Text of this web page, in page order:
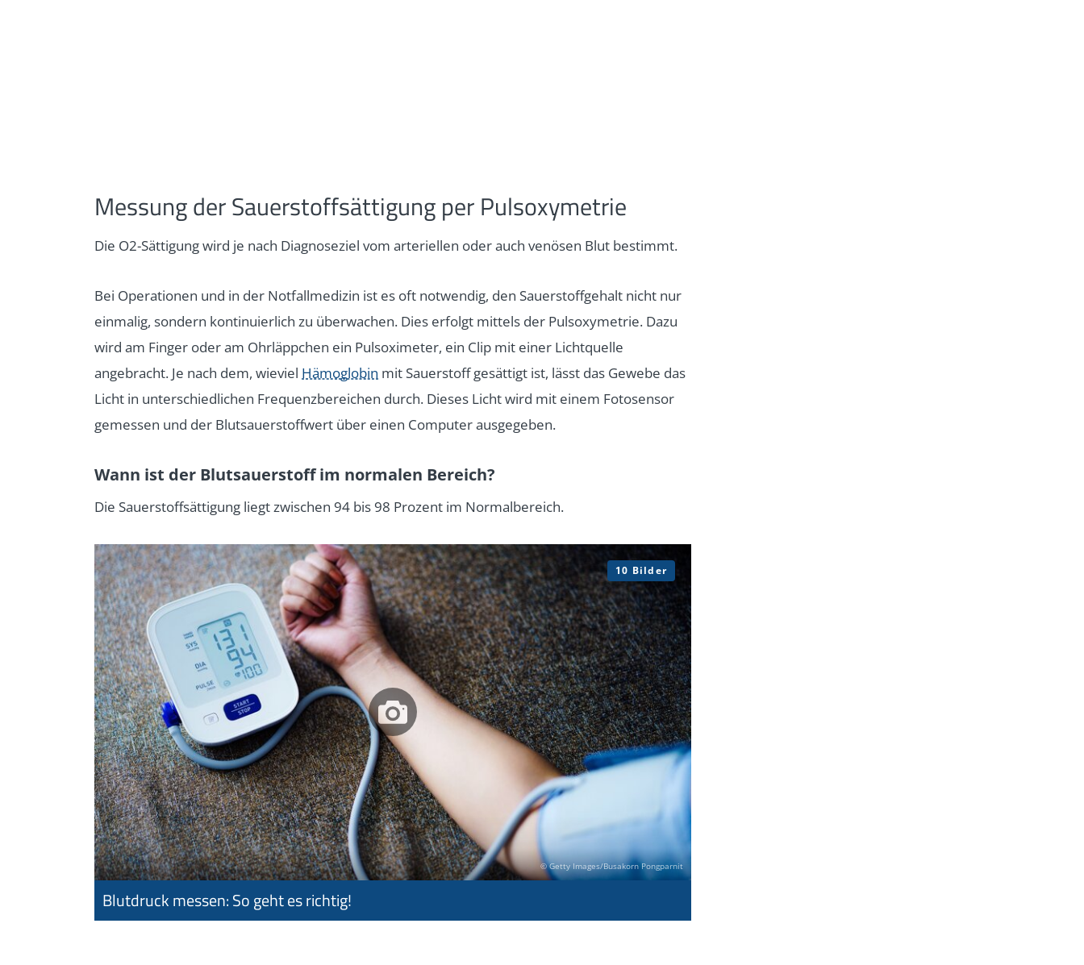
Messung der Sauerstoffsättigung per Pulsoxymetrie
Die O2-Sättigung wird je nach Diagnoseziel vom arteriellen oder auch venösen Blut bestimmt.
Bei Operationen und in der Notfallmedizin ist es oft notwendig, den Sauerstoffgehalt nicht nur
einmalig, sondern kontinuierlich zu überwachen. Dies erfolgt mittels der Pulsoxymetrie. Dazu
wird am Finger oder am Ohrläppchen ein Pulsoximeter, ein Clip mit einer Lichtquelle
angebracht. Je nach dem, wieviel Hämoglobin mit Sauerstoff gesättigt ist, lässt das Gewebe das
Licht in unterschiedlichen Frequenzbereichen durch. Dieses Licht wird mit einem Fotosensor
gemessen und der Blutsauerstoffwert über einen Computer ausgegeben.
Wann ist der Blutsauerstoff im normalen Bereich?
Die Sauerstoffsättigung liegt zwischen 94 bis 98 Prozent im Normalbereich.
© Getty Images/Busakorn Pongparnit
Blutdruck messen: So geht es richtig!
10 Bilder